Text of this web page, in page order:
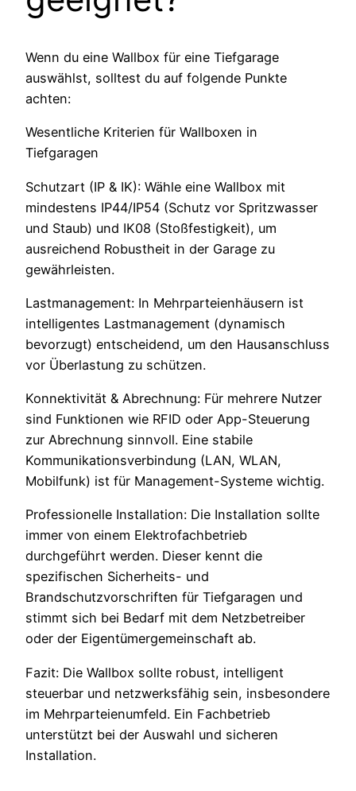
Wenn du eine Wallbox für eine Tiefgarage
auswählst, solltest du auf folgende Punkte
achten:
Wesentliche Kriterien für Wallboxen in
Tiefgaragen
Schutzart (IP & IK): Wähle eine Wallbox mit
mindestens IP44/IP54 (Schutz vor Spritzwasser
und Staub) und IK08 (Stoßfestigkeit), um
ausreichend Robustheit in der Garage zu
gewährleisten.
Lastmanagement: In Mehrparteienhäusern ist
intelligentes Lastmanagement (dynamisch
bevorzugt) entscheidend, um den Hausanschluss
vor Überlastung zu schützen.
Konnektivität & Abrechnung: Für mehrere Nutzer
sind Funktionen wie RFID oder App-Steuerung
zur Abrechnung sinnvoll. Eine stabile
Kommunikationsverbindung (LAN, WLAN,
Mobilfunk) ist für Management-Systeme wichtig.
Professionelle Installation: Die Installation sollte
immer von einem Elektrofachbetrieb
durchgeführt werden. Dieser kennt die
spezifischen Sicherheits- und
Brandschutzvorschriften für Tiefgaragen und
stimmt sich bei Bedarf mit dem Netzbetreiber
oder der Eigentümergemeinschaft ab.
Fazit: Die Wallbox sollte robust, intelligent
steuerbar und netzwerksfähig sein, insbesondere
im Mehrparteienumfeld. Ein Fachbetrieb
unterstützt bei der Auswahl und sicheren
Installation.